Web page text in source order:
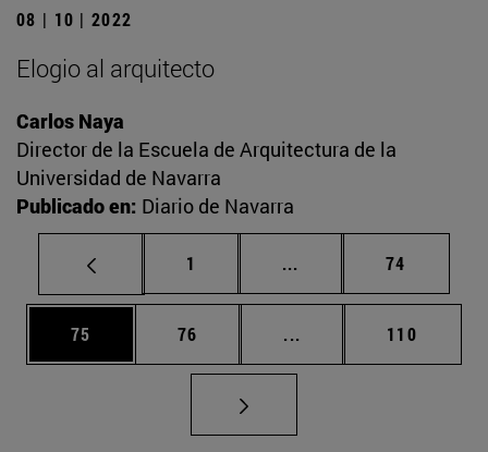
08 | 10 | 2022
Elogio al arquitecto
Carlos Naya
Director de la Escuela de Arquitectura de la
Universidad de Navarra
Publicado en: Diario de Navarra
Página
1 ... Páginas intermedias
Página
74
Página
75 Página
76 ... Páginas intermedias
Página
110